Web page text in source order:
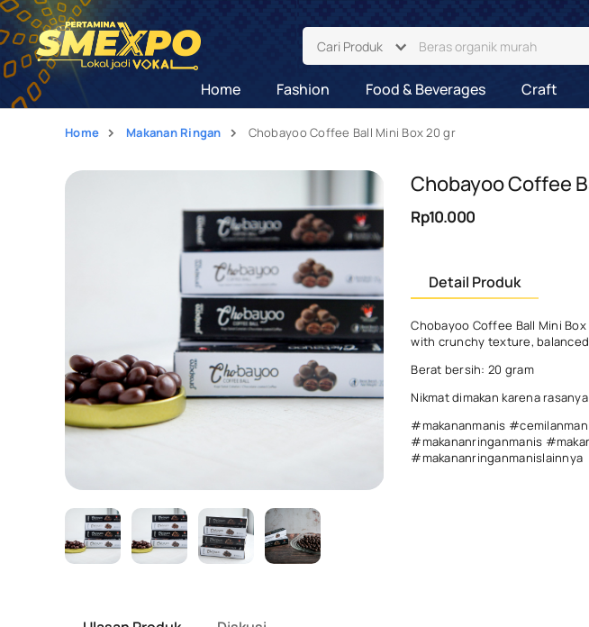
Cari Produk
Home Fashion Food & Beverages Craft
Home Makanan Ringan Chobayoo Coffee Ball Mini Box 20 gr
Chobayoo Coffee
Rp10.000
Detail Produk
Chobayoo Coffee Ball Mini
with crunchy texture,
Berat bersih: 20 gram
Nikmat dimakan karena
#makananmanis
#makananringanmanis
#makananringanmanislainnya